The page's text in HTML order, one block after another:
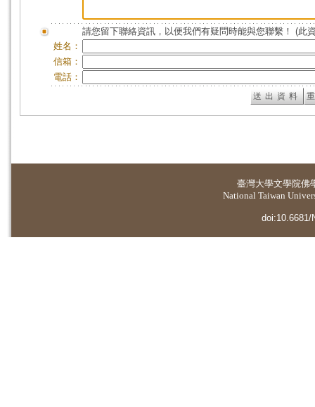
請您留下聯絡資訊，以便我們有疑問時能與您聯繫！ (此
姓名：
信箱：
電話：
臺灣大學文學院佛
National Taiwan
doi:10.6681/